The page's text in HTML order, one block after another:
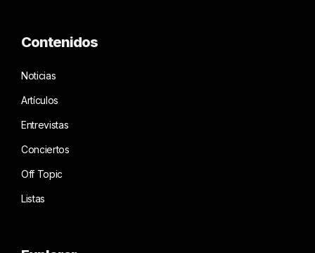
Contenidos
Noticias
Artículos
Entrevistas
Conciertos
Off Topic
Listas